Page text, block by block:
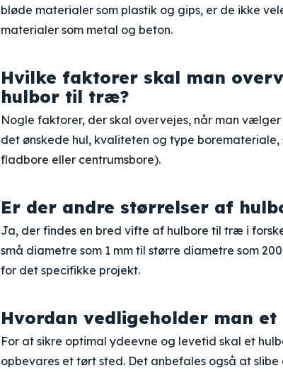
bløde materialer som plastik og gips, er de ikke
materialer som metal og beton.
Hvilke faktorer skal man
hulbor til træ?
Nogle faktorer, der skal overvejes, når man
det ønskede hul, kvaliteten og type
fladbore eller centrumsbore).
Er der andre størrelser af
Ja, der findes en bred vifte af hulbore til træ i
små diametre som 1 mm til større diametre som
for det specifikke projekt.
Hvordan vedligeholder man
For at sikre optimal ydeevne og levetid skal et
opbevares et tørt sted. Det anbefales også at